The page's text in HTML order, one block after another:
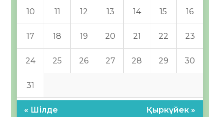
10 11 12 13 14 15 16
17 18 19 20 21 22 23
24 25 26 27 28 29 30
31
« Шілде Қыркүйек »